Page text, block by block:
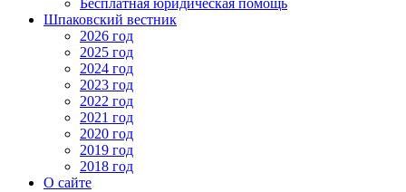
Бесплатная юридическая помощь
Шпаковский вестник
2026 год
2025 год
2024 год
2023 год
2022 год
2021 год
2020 год
2019 год
2018 год
О сайте